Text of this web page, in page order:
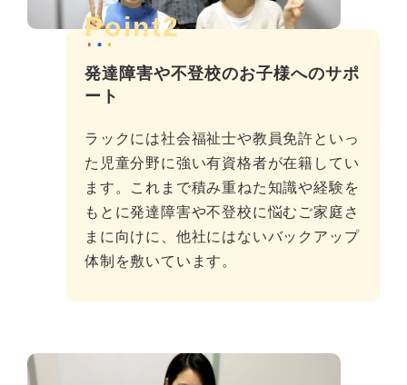
Point2
発達障害や不登校のお子様へのサポ
ート
ラックには社会福祉士や教員免許といっ
た児童分野に強い有資格者が在籍してい
ます。これまで積み重ねた知識や経験を
もとに発達障害や不登校に悩むご家庭さ
まに向けに、他社にはないバックアップ
体制を敷いています。